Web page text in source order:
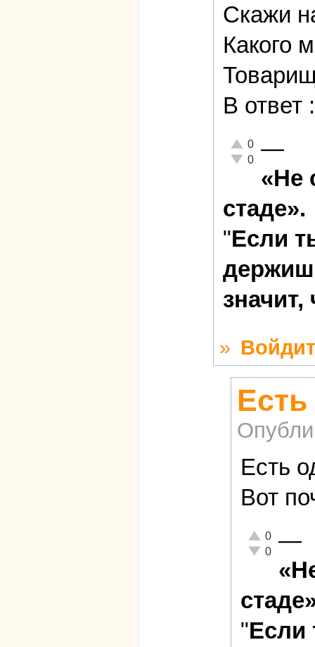
Скажи
Какого
В
Отлично!
0
Неадекватно!
0 —
«Не
стаде».
"Если
»
Есть
Вот
Отлично!
0
Неадекватно!
0 —
"Если